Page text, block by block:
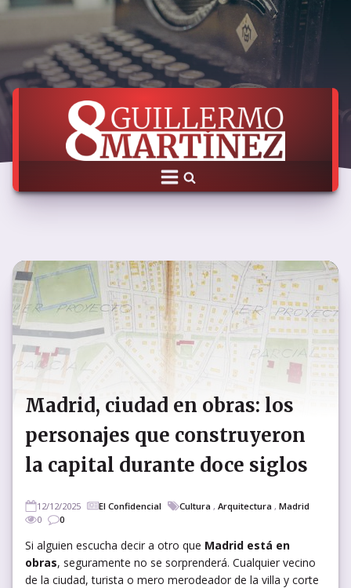
Madrid, ciudad en obras: los
personajes que construyeron
la capital durante doce siglos
12/12/2025 El Confidencial Cultura , Arquitectura , Madrid
0
0
Si alguien escucha decir a otro que Madrid está en
obras, seguramente no se sorprenderá. Cualquier vecino
de la ciudad, turista o mero merodeador de la villa y corte